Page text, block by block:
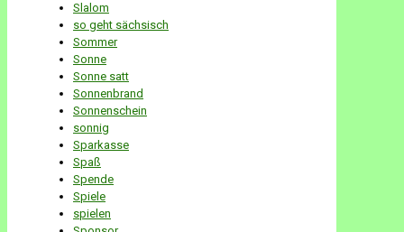
Slalom
so geht sächsisch
Sommer
Sonne
Sonne satt
Sonnenbrand
Sonnenschein
sonnig
Sparkasse
Spaß
Spende
Spiele
spielen